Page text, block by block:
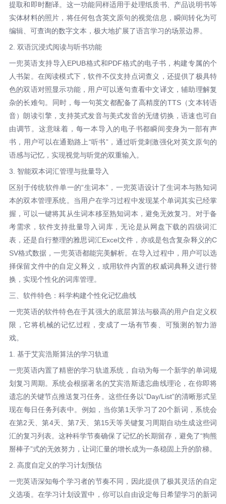
提取和即时翻译。这一功能同样适用于处理纸质书、产品说明书等
实体材料的照片，将任何包含英文原句的视觉信息，瞬间转化为可
编辑、可查询的数字文本，极大地扩展了语言学习的场景边界。
2. 双语沉浸式阅读与听书功能
一兜英语支持导入EPUB格式和PDF格式的电子书，构建专属的个
人书架。在阅读模式下，软件不仅支持点词查义，还提供了极具特
色的双语对照显示功能，用户可以逐句查看中文译文，辅助理解复
杂的长难句。同时，每一句英文都配备了高精度的TTS（文本转语
音）朗读引擎，支持英式发音与美式发音的无缝切换，语速也可自
由调节。这意味着，每一本导入的电子书都瞬间变身为一部有声
书，用户可以在通勤路上“听书”，通过听觉刺激强化对英文原句的
语感与记忆，实现视觉与听觉的双重输入。
3. 智能双本词汇管理与批量导入
区别于传统软件单一的“生词本”，一兜英语设计了生词本与熟知词
本的双本管理系统。当用户在学习过程中发现某个单词其实已经掌
握，可以一键将其从生词本移至熟知词本，避免无效复习。对于备
考需求，软件支持批量导入词库，无论是从网盘下载的四级词汇
表，还是自行整理的雅思词汇Excel文件，亦或是包含复杂释义的C
SV格式数据，一兜英语都能完美解析。在导入过程中，用户可以选
择保留文件中的自定义释义，或用软件内置的权威词典释义进行替
换，实现个性化的词库管理。
三、软件特色：科学构建个性化记忆曲线
一兜英语的软件特色在于其强大的底层算法与极高的用户自定义权
限，它将机械的记忆过程，变成了一场有节奏、可预测的智力游
戏。
1. 基于艾宾浩斯算法的学习轨道
一兜英语内置了精密的学习轨道系统，自动为每一个新学的单词规
划复习周期。系统会根据著名的艾宾浩斯遗忘曲线理论，在你即将
遗忘的关键节点推送复习任务。这些任务以“Day/List”的清晰形式呈
现在每日任务列表中。例如，当你第1天学习了20个新词，系统会
在第2天、第4天、第7天、第15天等关键复习周期自动生成这些词
汇的复习列表。这种科学节奏确保了记忆的长期留存，避免了“狗熊
掰棒子”式的无效努力，让词汇量的增长成为一条稳固上升的阶梯。
2. 高度自定义的学习计划预估
一兜英语深知每个学习者的节奏不同，因此提供了极其灵活的自定
义选项。在学习计划设置中，你可以自由设定每日希望学习的新词